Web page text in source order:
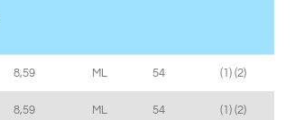
8,59 ML 54 (1) (2)
8,59 ML 54 (1) (2)